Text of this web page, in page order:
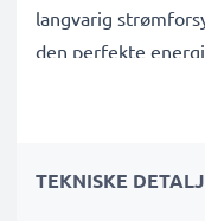
langvarig
den perfekte
Lang
TEKNISKE